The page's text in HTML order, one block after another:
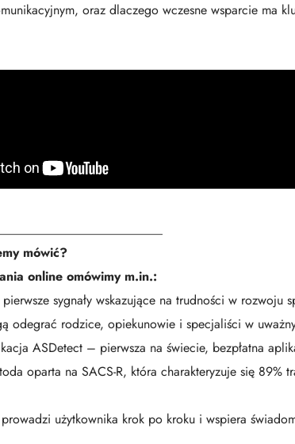
oraz dlaczego wczesne wsparcie ma
mówić?
online omówimy m.in.:
sygnały wskazujące na trudności w rozwoju
odegrać rodzice, opiekunowie i specjaliści w
ASDetect – pierwsza na świecie, bezpłatna
oparta na SACS-R, która charakteryzuje się 89%
użytkownika krok po kroku i wspiera